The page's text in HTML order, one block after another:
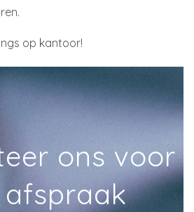
op kantoor!
ons voor
afspraak